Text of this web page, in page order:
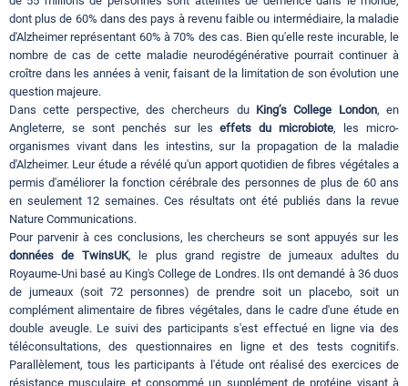
dont plus de 60% dans des pays à revenu faible ou intermédiaire, la maladie
d'Alzheimer représentant 60% à 70% des cas. Bien qu'elle reste incurable, le
nombre de cas de cette maladie neurodégénérative pourrait continuer à
croître dans les années à venir, faisant de la limitation de son évolution une
question majeure.
Dans cette perspective, des chercheurs du King’s College London, en
Angleterre, se sont penchés sur leseffets du microbiote, les micro-
organismes vivant dans les intestins, sur la propagation de la maladie
d'Alzheimer. Leur étude a révélé qu'un apport quotidien de fibres végétales a
permis d'améliorer la fonction cérébrale des personnes de plus de 60 ans
en seulement 12 semaines. Ces résultats ont été publiés dans la revue
Nature Communications.
Pour parvenir à ces conclusions, les chercheurs se sont appuyés sur les
données de TwinsUK, le plus grand registre de jumeaux adultes du
Royaume-Uni basé au King's College de Londres. Ils ont demandé à 36 duos
de jumeaux (soit 72 personnes) de prendre soit un placebo, soit un
complément alimentaire de fibres végétales, dans le cadre d'une étude en
double aveugle. Le suivi des participants s'est effectué en ligne via des
téléconsultations, des questionnaires en ligne et des tests cognitifs.
Parallèlement, tous les participants à l'étude ont réalisé des exercices de
résistance musculaire et consommé un supplément de protéine visant à